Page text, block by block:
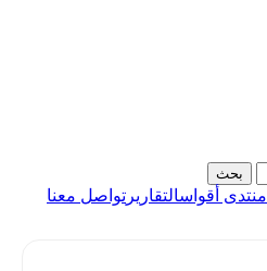
بحث
منتدى أقواسالتقارير تواصل معنا